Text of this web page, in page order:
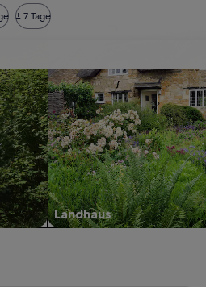
± 7 Tage
Landhaus